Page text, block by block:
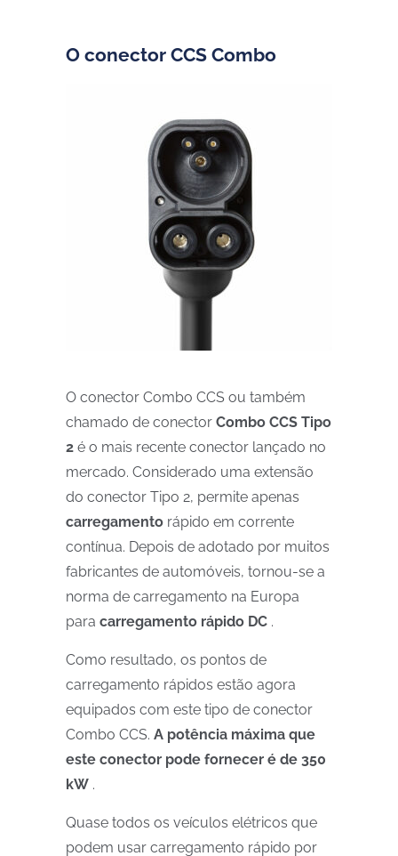
O conector CCS Combo
O conector Combo CCS ou também
chamado de conector Combo CCS Tipo
2 é o mais recente conector lançado no
mercado. Considerado uma extensão
do conector Tipo 2, permite apenas
carregamento rápido em corrente
contínua. Depois de adotado por muitos
fabricantes de automóveis, tornou-se a
norma de carregamento na Europa
para carregamento rápido DC .
Como resultado, os pontos de
carregamento rápidos estão agora
equipados com este tipo de conector
Combo CCS. A potência máxima que
este conector pode fornecer é de 350
kW .
Quase todos os veículos elétricos que
podem usar carregamento rápido por